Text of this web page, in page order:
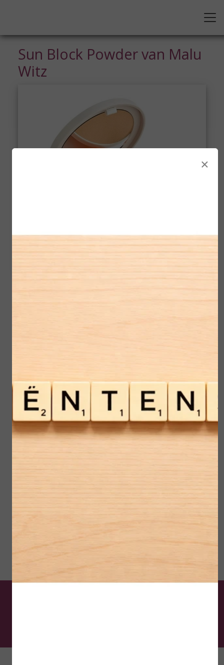
Sun Block Powder van Malu
Witz
zonder jouw make- up weer opnieuw te
combinatie ontwikkeld van hoge
zonbescherming en natuurlijke matte
poederbasis in één product. Met een SPF
van 50 ( UVA- en UVB-filters) gaat dit
lichtgerelateerde huidveroudering en
Verkrijgbaar in 3 tinten
Slechts € 32,00
×